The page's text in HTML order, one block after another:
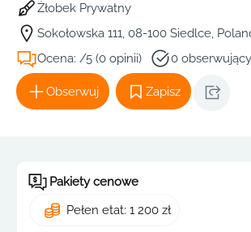
Żłobek Prywatny
Sokołowska 111, 08-100 Siedlce,
Ocena: /5 (0 opinii)
0
Obserwuj Zapisz
Pakiety cenowe
Pełen etat: 1 200 zł